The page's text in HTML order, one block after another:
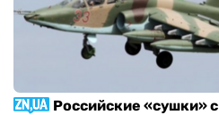
Российские «сушки» с